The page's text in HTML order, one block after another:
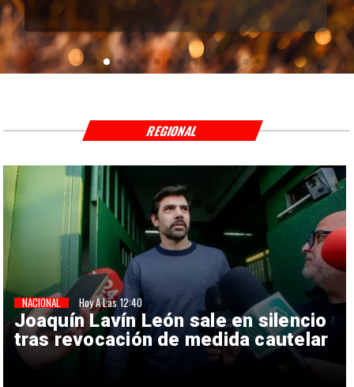
Joaquín Lavín León sale en silencio
tras revocación de medida cautelar
NACIONAL Hoy A Las 12:40
REGIONAL